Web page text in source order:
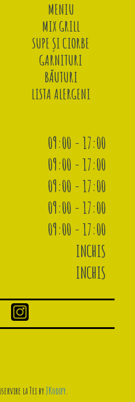
MENIU
MIX GRILL
SUPE ȘI CIORBE
GARNITURI
BĂUTURI
LISTA ALERGENI
09:00 - 17:00
09:00 - 17:00
09:00 - 17:00
09:00 - 17:00
09:00 - 17:00
INCHIS
INCHIS
la Tei byJKodify.